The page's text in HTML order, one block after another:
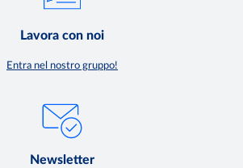
Lavora con noi
Entra nel nostro gruppo!
Newsletter